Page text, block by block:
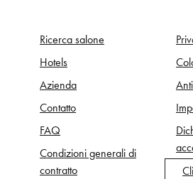
Ricerca salone
Hotels
Azienda
Contatto
FAQ
Condizioni generali di
contratto